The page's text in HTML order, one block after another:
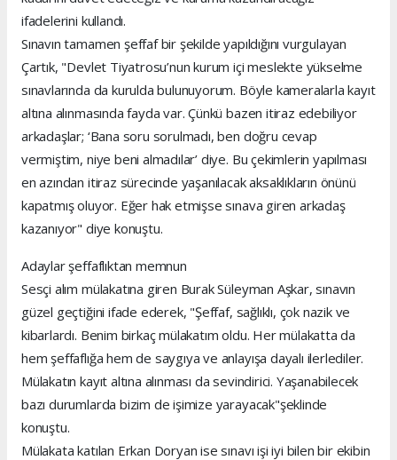
ifadelerini kullandı.
Sınavın tamamen şeffaf bir şekilde yapıldığını vurgulayan
Çartık, "Devlet Tiyatrosu’nun kurum içi meslekte yükselme
sınavlarında da kurulda bulunuyorum. Böyle kameralarla kayıt
altına alınmasında fayda var. Çünkü bazen itiraz edebiliyor
arkadaşlar; ‘Bana soru sorulmadı, ben doğru cevap
vermiştim, niye beni almadılar’ diye. Bu çekimlerin yapılması
en azından itiraz sürecinde yaşanılacak aksaklıkların önünü
kapatmış oluyor. Eğer hak etmişse sınava giren arkadaş
kazanıyor" diye konuştu.
Adaylar şeffaflıktan memnun
Sesçi alım mülakatına giren Burak Süleyman Aşkar, sınavın
güzel geçtiğini ifade ederek, "Şeffaf, sağlıklı, çok nazik ve
kibarlardı. Benim birkaç mülakatım oldu. Her mülakatta da
hem şeffaflığa hem de saygıya ve anlayışa dayalı ilerlediler.
Mülakatın kayıt altına alınması da sevindirici. Yaşanabilecek
bazı durumlarda bizim de işimize yarayacak"şeklinde
konuştu.
Mülakata katılan Erkan Doryan ise sınavı işi iyi bilen bir ekibin